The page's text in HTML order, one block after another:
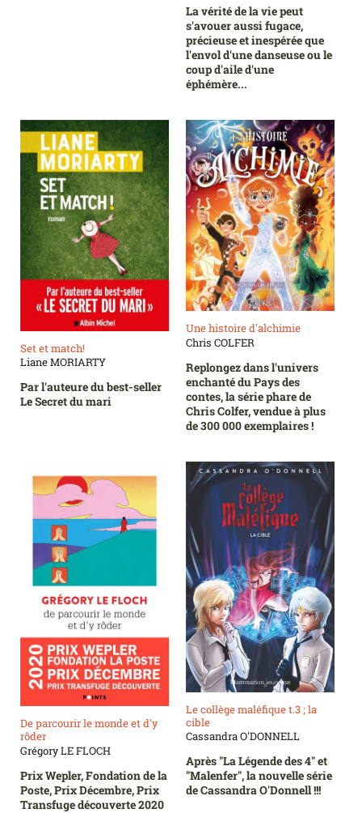
La vérité de la vie peut
s'avouer aussi fugace,
précieuse et inespérée que
l'envol d'une danseuse ou le
coup d'aile d'une
éphémère...
Set et match!
Liane MORIARTY
Par l'auteure du best-seller
Le Secret du mari
Une histoire d'alchimie
Chris COLFER
Replongez dans l'univers
enchanté du Pays des
contes, la série phare de
Chris Colfer, vendue à plus
de 300 000 exemplaires !
De parcourir le monde et d'y
rôder
Grégory LE FLOCH
Prix Wepler, Fondation de la
Poste, Prix Décembre, Prix
Transfuge découverte 2020
Le collège maléfique t.3 ; la
cible
Cassandra O'DONNELL
Après "La Légende des 4" et
"Malenfer", la nouvelle série
de Cassandra O'Donnell !!!